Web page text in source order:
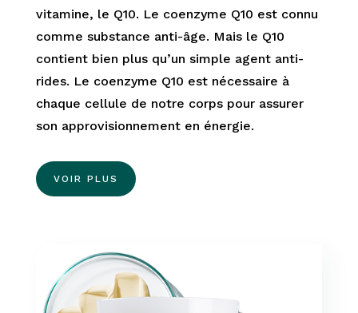
vitamine, le Q10. Le coenzyme Q10 est connu
comme substance anti-âge. Mais le Q10
contient bien plus qu’un simple agent anti-
rides. Le coenzyme Q10 est nécessaire à
chaque cellule de notre corps pour assurer
son approvisionnement en énergie.
VOIR PLUS